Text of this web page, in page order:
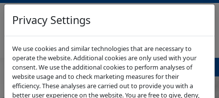
RHEIN-WUPPER-IMMO
GEWERBEIMMOBILIEN
Navigationsmenü
Privacy Settings
We use cookies and similar technologies that are necessary to
operate the website. Additional cookies are only used with your
consent. We use the additional cookies to perform analyses of
website usage and to check marketing measures for their
efficiency. These analyses are carried out to provide you with a
better user experience on the website. You are free to give, deny,